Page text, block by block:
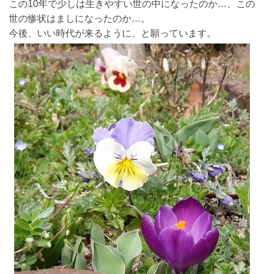
この10年で少しは生きやすい世の中になったのか…、この
世の惨状はましになったのか…。
今後、いい時代が来るように、と願っています。